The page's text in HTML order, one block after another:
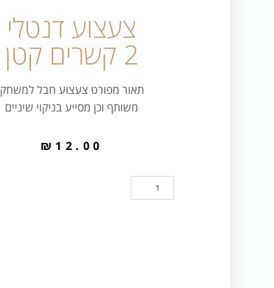
צעצוע דנטלי
2 קשרים קטן
תאור מפורט צעצוע חבל למשחק
משותף וכן מסייע בניקוי שיניים
₪ 12.00